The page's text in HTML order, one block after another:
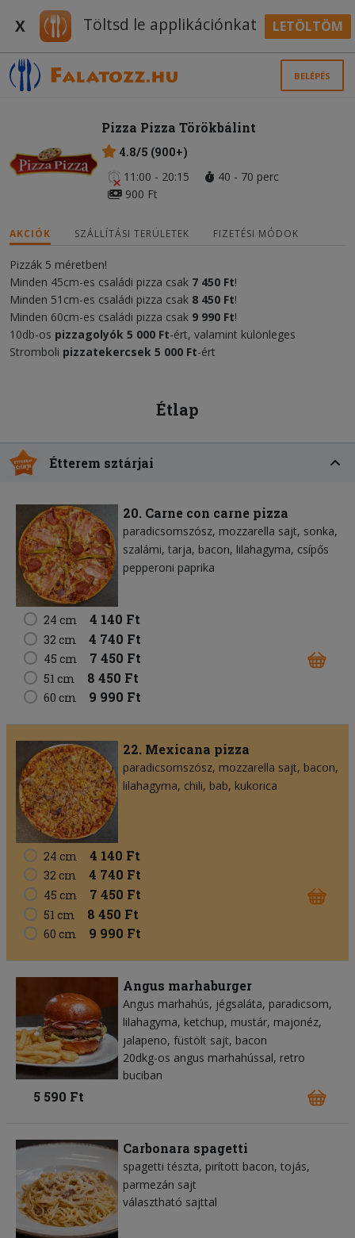
X Töltsd le applikációnkat LETÖLTÖM
BELÉPÉS
Pizza Pizza Törökbálint
4.8/5 (900+)
11:00 - 20:15
40 - 70 perc
900 Ft
AKCIÓK SZÁLLÍTÁSI TERÜLETEK FIZETÉSI MÓDOK
Pizzák 5 méretben!
Minden 45cm-es családi pizza csak 7 450 Ft!
Minden 51cm-es családi pizza csak 8 450 Ft!
Minden 60cm-es családi pizza csak 9 990 Ft!
10db-os pizzagolyók 5 000 Ft-ért, valamint különleges
Stromboli pizzatekercsek 5 000 Ft-ért
Étlap
Étterem sztárjai
20. Carne con carne pizza
paradicsomszósz mozzarella sajt sonka
szalámi tarja bacon lilahagyma csípős
pepperoni paprika
24 cm 4 140 Ft
32 cm 4 740 Ft
45 cm 7 450 Ft
51 cm 8 450 Ft
60 cm 9 990 Ft
22. Mexicana pizza
paradicsomszósz mozzarella sajt bacon
lilahagyma chili bab kukorica
24 cm 4 140 Ft
32 cm 4 740 Ft
45 cm 7 450 Ft
51 cm 8 450 Ft
60 cm 9 990 Ft
Angus marhaburger
Angus marhahús jégsaláta paradicsom
lilahagyma ketchup mustár majonéz
jalapeno füstölt sajt bacon
20dkg-os angus marhahússal, retro
buciban
5 590 Ft
Carbonara spagetti
spagetti tészta pirított bacon tojás
parmezán sajt
választható sajttal